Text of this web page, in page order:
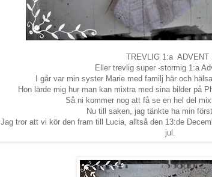
TREVLIG 1:a ADVENT
Eller trevlig super -stormig 1:a
I går var min syster Marie med familj här och
Hon lärde mig hur man kan mixtra med sina bilder på
Så ni kommer nog att få se en hel del
Nu till saken, jag tänkte ha min
Jag tror att vi kör den fram till Lucia, alltså den 13:de
jul.